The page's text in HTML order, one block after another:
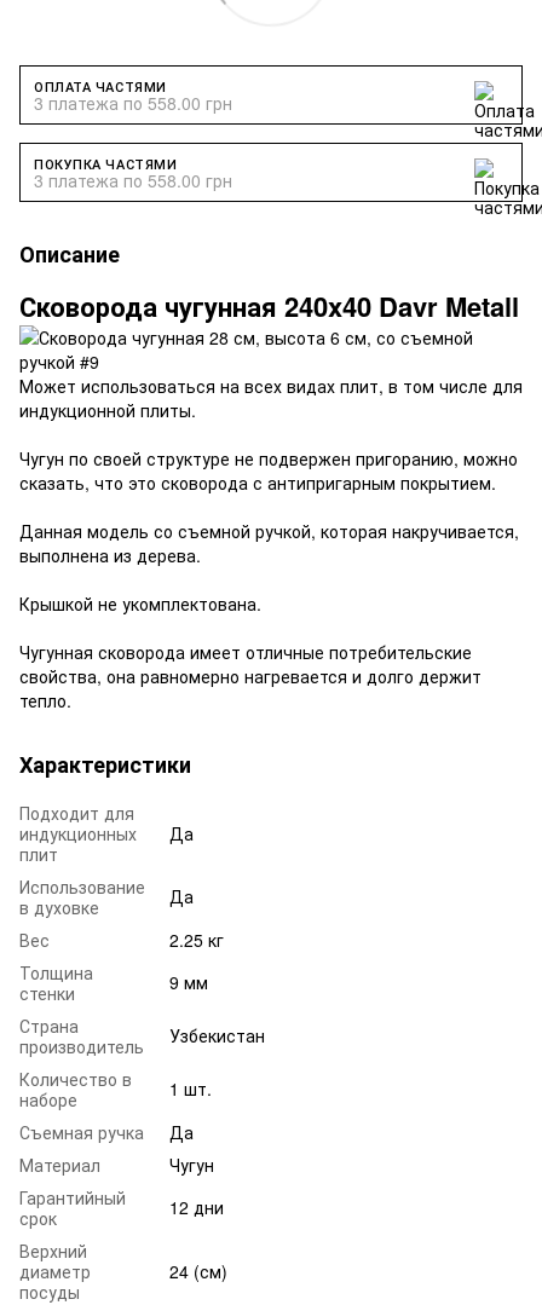
ОПЛАТА ЧАСТЯМИ
3 платежа по 558.00 грн
ПОКУПКА ЧАСТЯМИ
3 платежа по 558.00 грн
Описание
Сковорода чугунная 240x40 Davr Metall
Может использоваться на всех видах плит, в том числе для
индукционной плиты.
Чугун по своей структуре не подвержен пригоранию, можно
сказать, что это сковорода с антипригарным покрытием.
Данная модель со съемной ручкой, которая накручивается,
выполнена из дерева.
Крышкой не укомплектована.
Чугунная сковорода имеет отличные потребительские
свойства, она равномерно нагревается и долго держит
тепло.
Характеристики
Подходит для
индукционных
плит
Да
Использование
в духовке
Да
Вес
2.25 кг
Толщина
стенки
9 мм
Страна
производитель
Узбекистан
Количество в
наборе
1 шт.
Съемная ручка
Да
Материал
Чугун
Гарантийный
срок
12 дни
Верхний
диаметр
посуды
24 (см)